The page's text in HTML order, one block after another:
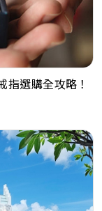
選購全攻略！